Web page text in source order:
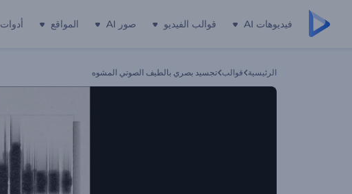
فيديوهات AI قوالب الفيديو صور AI المواقع أدوات
الرئيسية قوالب تجسيد بصري بالطيف الصوتي المشوه